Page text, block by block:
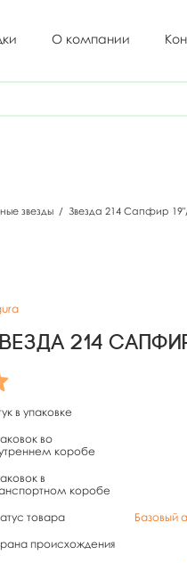
О компании
звезды / Звезда 214 Сапфир
214
в упаковке
во
коробе
в
коробе
товара
Базовый
происхождения